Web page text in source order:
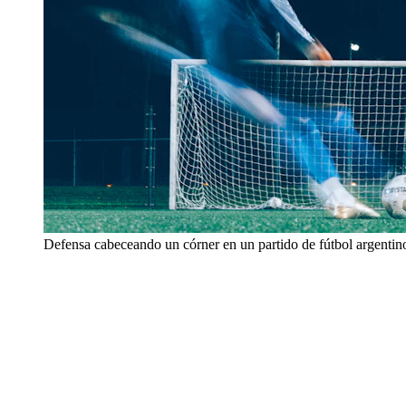
Defensa cabeceando un córner en un partido de fútbol